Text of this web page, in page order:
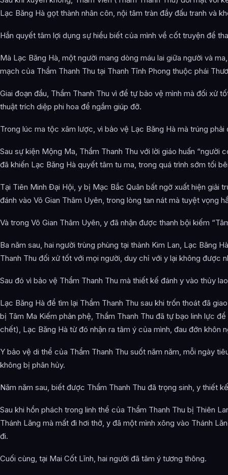
Lạc Băng Hà gọt thành nhân côn, nội tâm tràn đầy đấu tranh và
Hắn quyết tâm lợi dụng sự hiểu biết của mình về cốt truyện để
Mà Lạc Băng Hà, một người mang dòng máu lai giữa người và
mạch của Thẩm Thanh Thu tại Thanh Tĩnh Phong thuộc phái
Giai đoạn đầu, Thẩm Thanh Thu vì để tự bảo vệ mình mà đối xử
thuật trích diệp phi hoa để ngầm giúp đỡ.
Trong lúc ma tộc xâm lược, vì bảo vệ Lạc Băng Hà mà trúng phải
Sau sự kiện Mộng Ma, Thẩm Thanh Thu với lời giáo huấn
đã khiến Lạc Băng Hà quyết tâm tu ma, trong quá trình sớm tối
Tại Tiên Minh Đại Hội, y bị Mạc Bắc Quân bất ngờ xuất hiện giải
đánh vào Vô Gian Thâm Uyên, trong lòng tan nát mà tuyệt vọng
Và trong Vô Gian Thâm Uyên, y đã nhận được thanh bội kiếm
Ba năm sau, hai người trùng phùng tại thành Kim Lan, Lạc Băng
Thanh Thu đối xử tốt với mọi người, duy chỉ với y lại không được
Sau đó vì bảo vệ Thẩm Thanh Thu mà thiết kế đánh y vào thủy
Lạc Băng Hà để tìm lại Thẩm Thanh Thu sau khi trốn thoát đã
bị Tâm Ma Kiếm phản phệ, Thẩm Thanh Thu đã tự bạo linh lực
chết), Lạc Băng Hà từ đó nhận ra tâm ý của mình, đau đớn khôn
Y bảo vệ di thể của Thẩm Thanh Thu suốt năm năm, mỗi ngày
không bị phân hủy.
Năm năm sau, biết được Thẩm Thanh Thu đã trọng sinh, y thiết
Sau khi hồn phách trong linh thể của Thẩm Thanh Thu bị Thiên
Thánh Lăng mà mất đi hơi thở, y đã một mình xông vào Thánh
đi.
Cuối cùng, tại Mai Cốt Lĩnh, hai người đã tâm ý tương thông.